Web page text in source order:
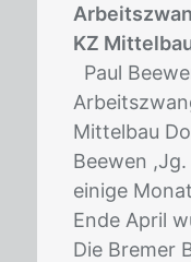
KZ
Paul
Mittelbau
Beewen
einige
Ende April
Die Bremer